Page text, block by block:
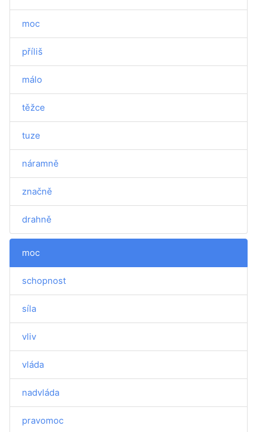
moc
příliš
málo
těžce
tuze
náramně
značně
drahně
moc
schopnost
síla
vliv
vláda
nadvláda
pravomoc